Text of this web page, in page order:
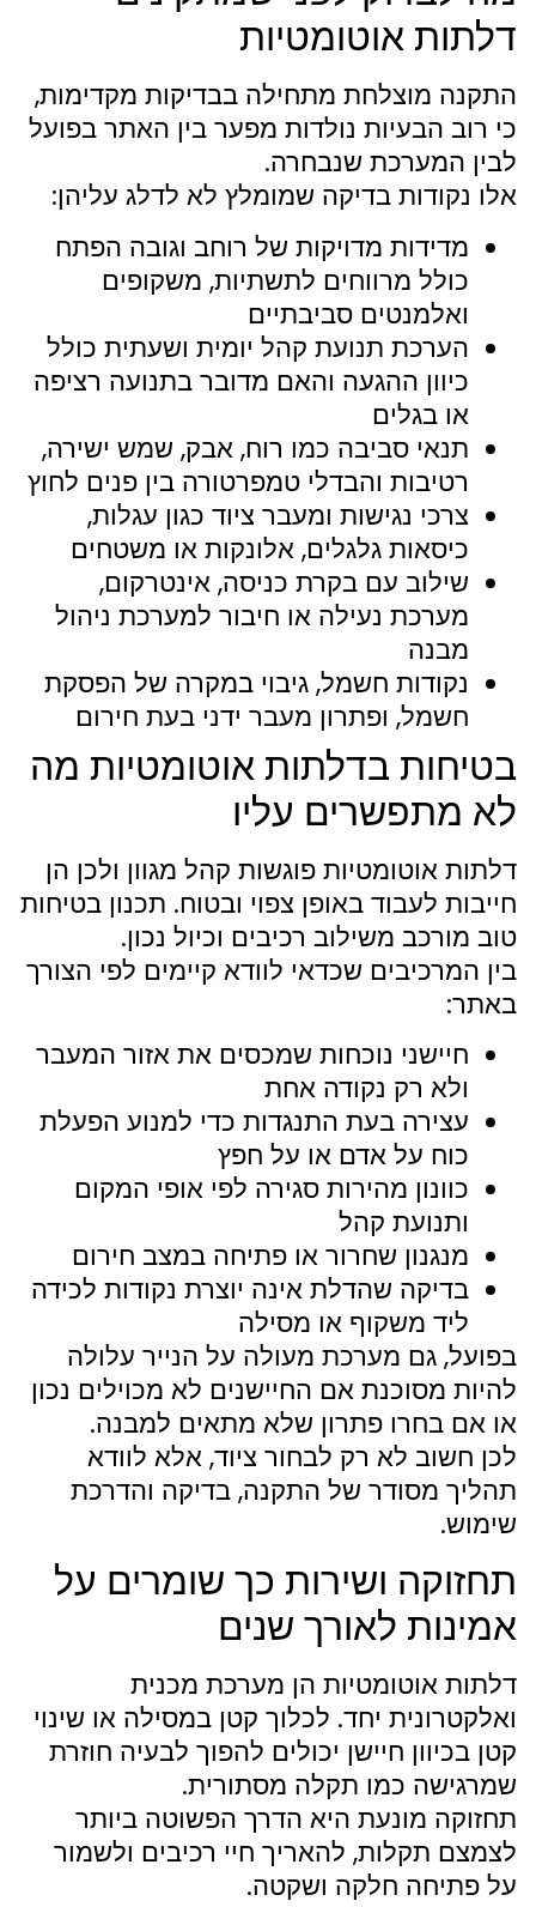
דלתות אוטומטיות
התקנה מוצלחת מתחילה בבדיקות מקדימות,
כי רוב הבעיות נולדות מפער בין האתר בפועל
לבין המערכת שנבחרה.
אלו נקודות בדיקה שמומלץ לא לדלג עליהן:
מדידות מדויקות של רוחב וגובה הפתח
כולל מרווחים לתשתיות, משקופים
ואלמנטים סביבתיים
הערכת תנועת קהל יומית ושעתית כולל
כיוון ההגעה והאם מדובר בתנועה רציפה
או בגלים
תנאי סביבה כמו רוח, אבק, שמש ישירה,
רטיבות והבדלי טמפרטורה בין פנים לחוץ
צרכי נגישות ומעבר ציוד כגון עגלות,
כיסאות גלגלים, אלונקות או משטחים
שילוב עם בקרת כניסה, אינטרקום,
מערכת נעילה או חיבור למערכת ניהול
מבנה
נקודות חשמל, גיבוי במקרה של הפסקת
חשמל, ופתרון מעבר ידני בעת חירום
בטיחות בדלתות אוטומטיות מה
לא מתפשרים עליו
דלתות אוטומטיות פוגשות קהל מגוון ולכן הן
חייבות לעבוד באופן צפוי ובטוח. תכנון בטיחות
טוב מורכב משילוב רכיבים וכיול נכון.
בין המרכיבים שכדאי לוודא קיימים לפי הצורך
באתר:
חיישני נוכחות שמכסים את אזור המעבר
ולא רק נקודה אחת
עצירה בעת התנגדות כדי למנוע הפעלת
כוח על אדם או על חפץ
כוונון מהירות סגירה לפי אופי המקום
ותנועת קהל
מנגנון שחרור או פתיחה במצב חירום
בדיקה שהדלת אינה יוצרת נקודות לכידה
ליד משקוף או מסילה
בפועל, גם מערכת מעולה על הנייר עלולה
להיות מסוכנת אם החיישנים לא מכוילים נכון
או אם בחרו פתרון שלא מתאים למבנה.
לכן חשוב לא רק לבחור ציוד, אלא לוודא
תהליך מסודר של התקנה, בדיקה והדרכת
שימוש.
תחזוקה ושירות כך שומרים על
אמינות לאורך שנים
דלתות אוטומטיות הן מערכת מכנית
ואלקטרונית יחד. לכלוך קטן במסילה או שינוי
קטן בכיוון חיישן יכולים להפוך לבעיה חוזרת
שמרגישה כמו תקלה מסתורית.
תחזוקה מונעת היא הדרך הפשוטה ביותר
לצמצם תקלות, להאריך חיי רכיבים ולשמור
על פתיחה חלקה ושקטה.